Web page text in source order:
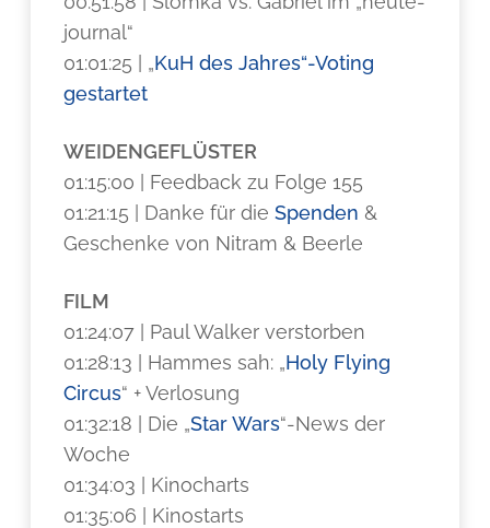
journal“
01:01:25 | „KuH des Jahres“-Voting
gestartet
WEIDENGEFLÜSTER
01:15:00 | Feedback zu Folge 155
01:21:15 | Danke für dieSpenden &
Geschenke von Nitram & Beerle
FILM
01:24:07 | Paul Walker verstorben
01:28:13 | Hammes sah: „Holy Flying
Circus“ + Verlosung
01:32:18 | Die „Star Wars“-News der
Woche
01:34:03 | Kinocharts
01:35:06 | Kinostarts